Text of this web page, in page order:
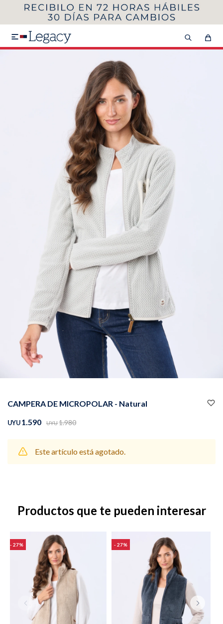

CAMPERA DE MICROPOLAR - Natural
UYU1.590 UYU1.980
Este artículo está agotado.
Productos que te pueden interesar
27 27
MI CUENTA
VER COLECCIÓN DE HOMBRE
SEGUNDA 50%
Camisas
Pantalones
Camperas Chalecos
Canguros Jeans
Sacos Calzado
Bolsos y valijas Accesorios